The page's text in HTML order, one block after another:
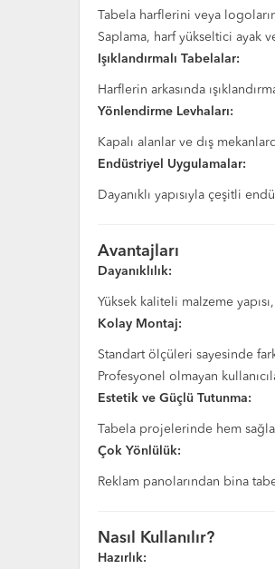
Tabela harflerini veya
Saplama, harf yükseltici ayak
Işıklandırmalı Tabelalar:
Harflerin arkasında
Yönlendirme Levhaları:
Kapalı alanlar ve dış
Endüstriyel Uygulamalar:
Dayanıklı yapısıyla çeşitli
Avantajları
Dayanıklılık:
Yüksek kaliteli malzeme
Kolay Montaj:
Standart ölçüleri sayesinde
Profesyonel olmayan
Estetik ve Güçlü Tutunma:
Tabela projelerinde hem
Çok Yönlülük:
Reklam panolarından bina
Nasıl Kullanılır?
Hazırlık: